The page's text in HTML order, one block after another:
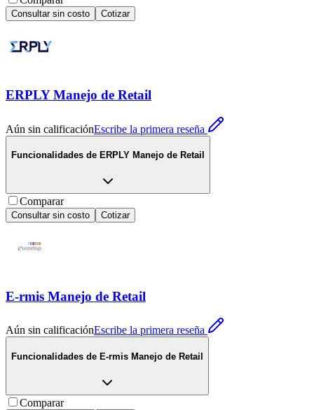
Consultar sin costo Cotizar
ERPLY Manejo de Retail
Aún sin calificaciónEscribe la primera reseña
Funcionalidades de ERPLY Manejo de Retail
Comparar
Consultar sin costo Cotizar
E-rmis Manejo de Retail
Aún sin calificaciónEscribe la primera reseña
Funcionalidades de E-rmis Manejo de Retail
Comparar